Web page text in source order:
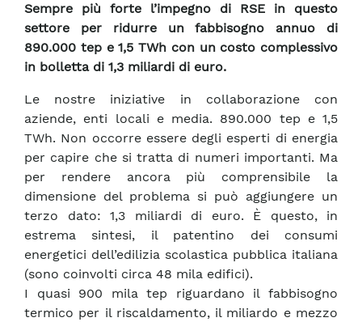
Sempre più forte l’impegno di RSE in questo
settore per ridurre un fabbisogno annuo di
890.000 tep e 1,5 TWh con un costo complessivo
in bolletta di 1,3 miliardi di euro.
Le nostre iniziative in collaborazione con
aziende, enti locali e media. 890.000 tep e 1,5
TWh. Non occorre essere degli esperti di energia
per capire che si tratta di numeri importanti. Ma
per rendere ancora più comprensibile la
dimensione del problema si può aggiungere un
terzo dato: 1,3 miliardi di euro. È questo, in
estrema sintesi, il patentino dei consumi
energetici dell’edilizia scolastica pubblica italiana
(sono coinvolti circa 48 mila edifici).
I quasi 900 mila tep riguardano il fabbisogno
termico per il riscaldamento, il miliardo e mezzo